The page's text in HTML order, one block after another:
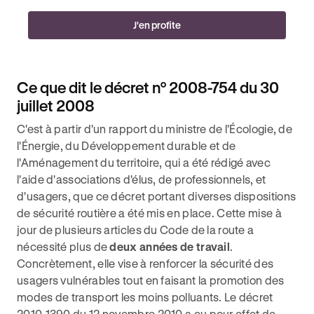
J'en profite
Ce que dit le décret n° 2008-754 du 30
juillet 2008
C'est à partir d'un rapport du ministre de l'Écologie, de
l'Énergie, du Développement durable et de
l'Aménagement du territoire, qui a été rédigé avec
l'aide d'associations d'élus, de professionnels, et
d'usagers, que ce décret portant diverses dispositions
de sécurité routière a été mis en place. Cette mise à
jour de plusieurs articles du Code de la route a
nécessité plus dedeux années de travail.
Concrètement, elle vise à renforcer la sécurité des
usagers vulnérables tout en faisant la promotion des
modes de transport les moins polluants. Le décret